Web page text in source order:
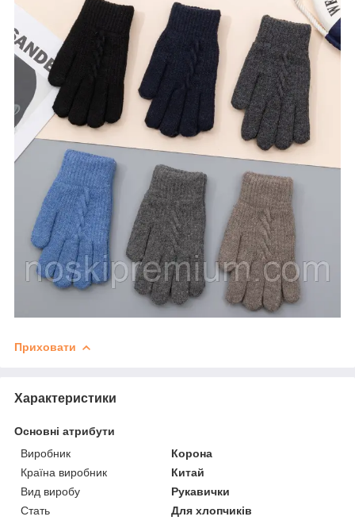
Приховати
Характеристики
Основні атрибути
Виробник
Корона
Країна виробник
Китай
Вид виробу
Рукавички
Стать
Для хлопчиків